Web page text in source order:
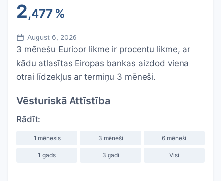
2,477 %
August 6, 2026
3 mēnešu Euribor likme ir procentu likme, ar
kādu atlasītas Eiropas bankas aizdod viena
otrai līdzekļus ar termiņu 3 mēneši.
Vēsturiskā Attīstība
Rādīt:
1 mēnesis 3 mēneši 6 mēneši
1 gads 3 gadi Visi